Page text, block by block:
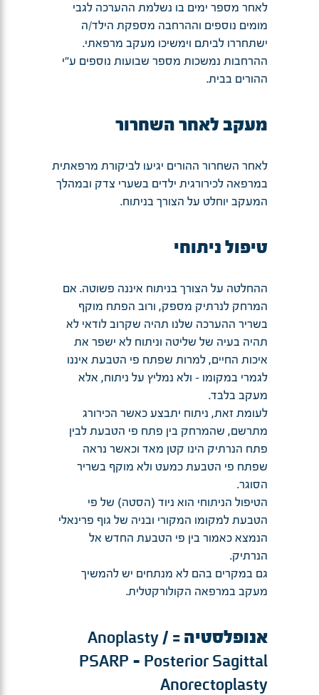
לאחר מספר ימים בו נשלמת ההערכה לגבי
מומים נוספים וההרחבה מספקת הילד/ה
ישתחררו לביתם וימשיכו מעקב מרפאתי.
ההרחבות נמשכות מספר שבועות נוספים ע"י
ההורים בבית.
מעקב לאחר השחרור
לאחר השחרור ההורים יגיעו לביקורת מרפאתית
במרפאה לכירורגית ילדים בשערי צדק ובמהלך
המעקב יוחלט על הצורך בניתוח.
טיפול ניתוחי
ההחלטה על הצורך בניתוח איננה פשוטה. אם
המרחק לנרתיק מספק, ורוב הפתח מוקף
בשריר ההערכה שלנו תהיה שקרוב לודאי לא
תהיה בעיה של שליטה וניתוח לא ישפר את
איכות החיים, למרות שפתח פי הטבעת איננו
לגמרי במקומו – ולא נמליץ על ניתוח, אלא
מעקב בלבד.
לעומת זאת, ניתוח יתבצע כאשר הכירורג
מתרשם, שהמרחק בין פתח פי הטבעת לבין
פתח הנרתיק הינו קטן מאד וכאשר נראה
שפתח פי הטבעת כמעט ולא מוקף בשריר
הסוגר.
הטיפול הניתוחי הוא ניוד (הסטה) של פי
הטבעת למקומו המקורי ובניה של גוף פרינאלי
הנמצא כאמור בין פי הטבעת החדש אל
הנרתיק.
גם במקרים בהם לא מנתחים יש להמשיך
מעקב במרפאה הקולורקטלית.
אנופלסטיה = Anoplasty /
PSARP – Posterior Sagittal
Anorectoplasty